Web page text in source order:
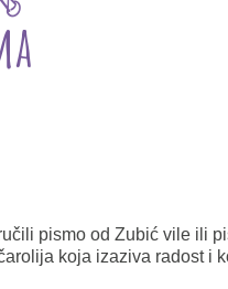
pismo od Zubić vile ili
koja izaziva radost i